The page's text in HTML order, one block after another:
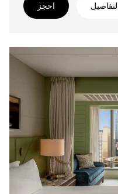
احجز